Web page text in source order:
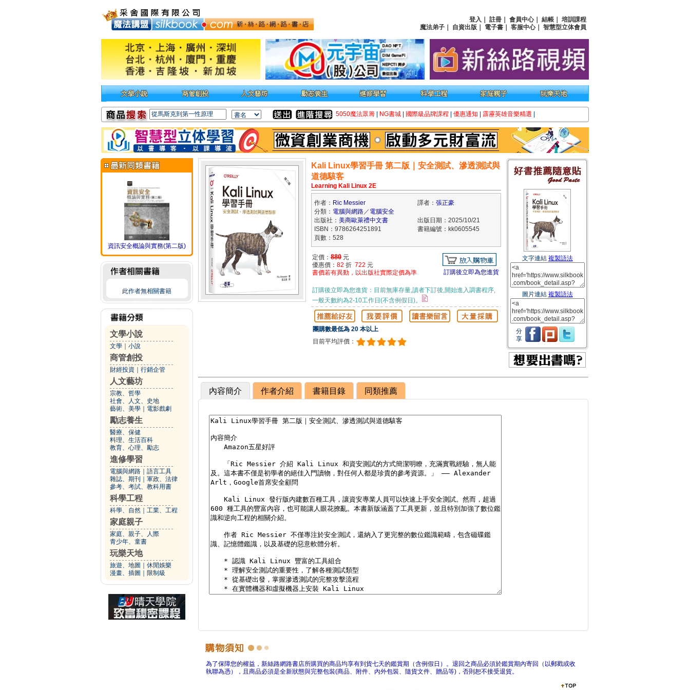
登入 註冊 會員中心｜ 結帳
培訓課程
魔法弟子
自資出版 電子書 客服中心｜ 智慧型立体會員
5050魔法眾籌 NG書城 國際級品牌課程 優惠通知 霹靂英雄音樂精選
資訊安全概論與實務(第二版)
此作者無相關書籍
文學小說
文學 小說
商管創投
財經投資 行銷企管
人文藝坊
宗教、哲學
社會、人文、史地
藝術、美學
電影戲劇
勵志養生
醫療、保健
料理、生活百科
教育、心理、勵志
進修學習
電腦與網路
語言工具
雜誌、期刊
軍政、法律
參考、考試、教科用書
科學工程
科學、自然 工業、工程
家庭親子
家庭、親子、人際
青少年、童書
玩樂天地
旅遊、地圖
休閒娛樂
漫畫、插圖
限制級
Kali Linux學習手冊 第二版｜安全測試、滲透測試與
道德駭客
Learning Kali Linux 2E
作者： Ric Messier 譯者： 張正豪
分類： 電腦與網路／ 電腦安全
出版社： 美商歐萊禮中文書
出版日期：2025/10/21
ISBN：9786264251891
書籍編號：kk0605545
頁數：528
定價： 880 元
優惠價： 82 折 722 元
書價若有異動，以出版社實際定價為準
訂購後立即為您進貨
訂購後立即為您進貨：目前無庫存量,讀者下訂後,開始進入調書程序,
一般天數約為2-10工作日(不含例假日)。
團購數最低為 20 本以上
目前平均評價：
文字連結 複製語法
圖片連結 複製語法
分
享
內容簡介 作者介紹 書籍目錄 同類推薦
為了保障您的權益，新絲路網路書店所購買的商品均享有到貨七天的鑑賞期（含例假日）。退回之商品必須於鑑賞期內寄回（以郵戳或收
執聯為憑），且商品必須是全新狀態與完整包裝(商品、附件、內外包裝、隨貨文件、贈品等)，否則恕不接受退貨。